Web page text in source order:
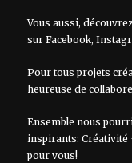
Vous aussi,
sur Facebook,
Pour tous projets
heureuse de
Ensemble nous
inspirants: Créativité
pour vous!